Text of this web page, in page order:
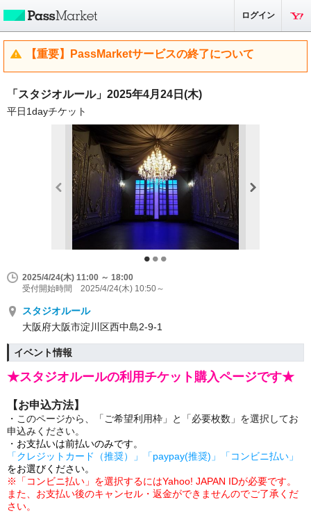
ログイン
【重要】PassMarketサービスの終了について
「スタジオルール」2025年4月24日(木)
平日1dayチケット
2025/4/24(木) 11:00 ～ 18:00
受付開始時間 2025/4/24(木) 10:50～
スタジオルール
大阪府大阪市淀川区西中島2-9-1
イベント情報
★スタジオルールの利用チケット購入ページです★
【お申込方法】
・このページから、「ご希望利用枠」と「必要枚数」を選択してお
申込みください。
・ お支払いは前払いのみです。
「クレジットカード（推奨）」「paypay(推奨)」「コンビニ払い」
をお選びください。
※「コンビニ払い」を選択するにはYahoo! JAPAN IDが必要です。
また、 お支払い後のキャンセル・返金ができませんのでご了承くだ
さい。